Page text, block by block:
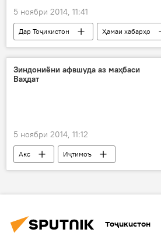
5 ноябри 2014, 11:41
Дар Тоҷикистон
Ҳамаи хабарҳо
Иҷтимоъ
Зиндониёни афвшуда аз маҳбаси
Ваҳдат
5 ноябри 2014, 11:12
Акс Иҷтимоъ
Тоҷикистон